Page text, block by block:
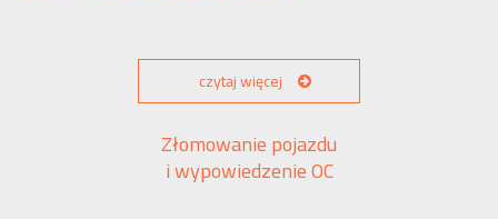
czytaj więcej
Złomowanie pojazdu
i wypowiedzenie OC